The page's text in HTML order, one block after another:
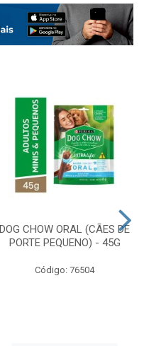
DOG CHOW ORAL (CÃES DE
PORTE PEQUENO) - 45G
Código: 76504